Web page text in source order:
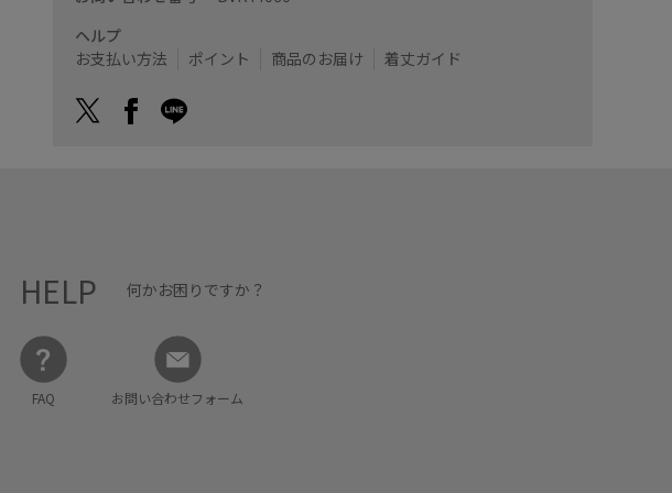
ヘルプ
お支払い方法
ポイント 商品のお届け 着丈ガイド
HELP 何かお困りですか？
FAQ お問い合わせフォーム